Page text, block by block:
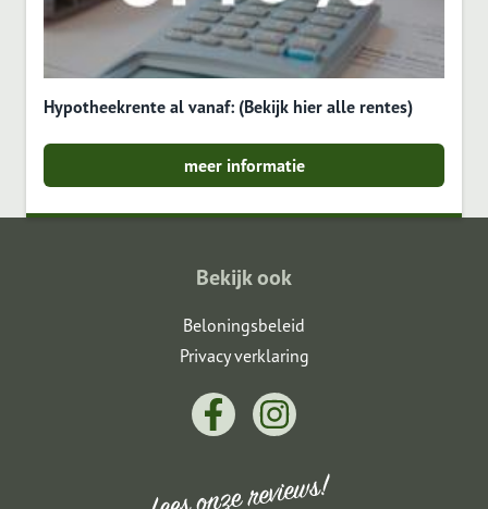
Hypotheekrente al vanaf: (Bekijk hier alle rentes)
meer informatie
Bekijk ook
Beloningsbeleid
Privacy verklaring